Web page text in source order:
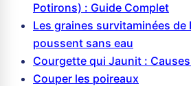
Potirons) : Guide Complet
Les graines survitaminées de
poussent sans eau
Courgette qui Jaunit :
Couper les poireaux